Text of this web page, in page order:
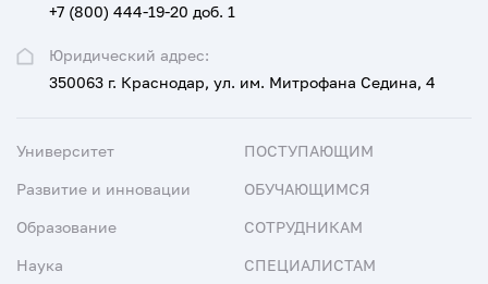
Юридический адрес:
350063 г. Краснодар, ул. им. Митрофана Седина, 4
+7 (800) 444-19-20 доб. 1
Университет
Развитие и инновации
Образование
Наука
ПОСТУПАЮЩИМ
ОБУЧАЮЩИМСЯ
СОТРУДНИКАМ
СПЕЦИАЛИСТАМ